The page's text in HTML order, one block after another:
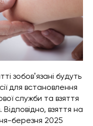
зобовʼязані будуть
для встановлення
служби та взяття
Відповідно, взяття на
березня 2025